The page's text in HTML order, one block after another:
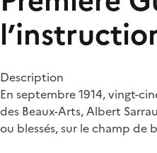
Description
En septembre 1914, vingt-
des Beaux-Arts, Albert
ou blessés, sur le champ de